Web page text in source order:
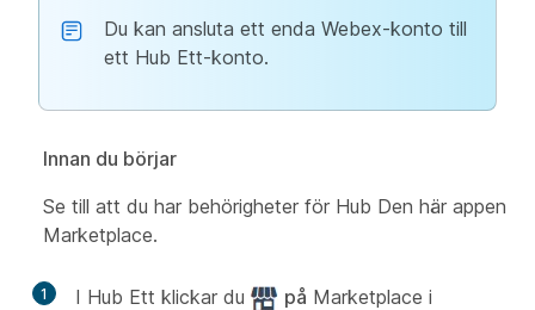
Du kan ansluta ett enda Webex-konto till
ett Hub Ett-konto.
Innan du börjar
Se till att du har behörigheter för Hub Den här appen
Marketplace.
1 I Hub Ett klickar du på Marketplace i